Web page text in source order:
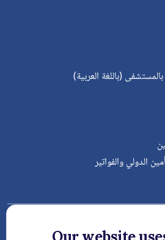
(باللغة العربية)
الدولي والفواتير
Follow